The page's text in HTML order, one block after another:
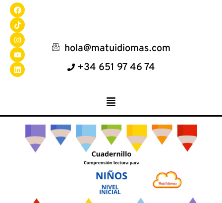
hola@matuidiomas.com
+34 651 97 46 74